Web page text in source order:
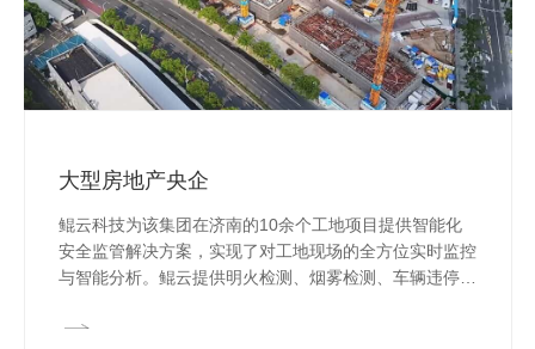
大型房地产央企
鲲云科技为该集团在济南的10余个工地项目提供智能化
安全监管解决方案，实现了对工地现场的全方位实时监控
与智能分析。鲲云提供明火检测、烟雾检测、车辆违停识
测、裸土未覆盖检测、物料堆放检测等工地场景算法，实